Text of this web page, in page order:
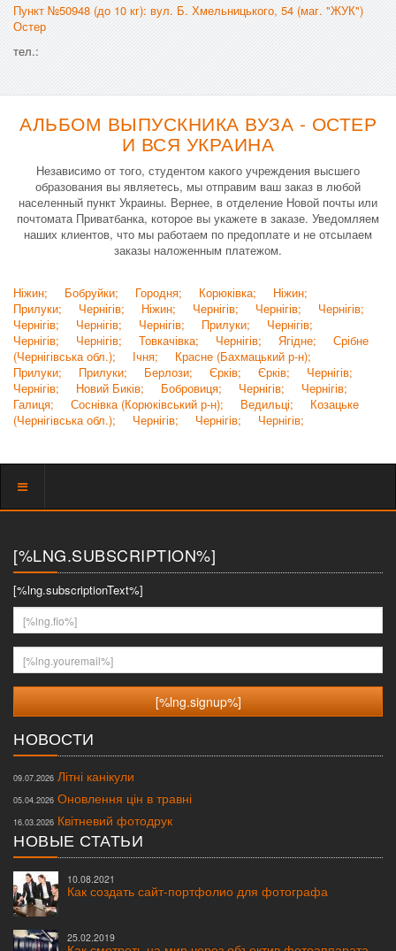
Пункт №50948 (до 10 кг): вул. Б. Хмельницького, 54 (маг. "ЖУК")
Остер
тел.:
АЛЬБОМ ВЫПУСКНИКА ВУЗА - ОСТЕР
И ВСЯ УКРАИНА
Независимо от того, студентом какого учреждения высшего
образования вы являетесь, мы отправим ваш заказ в любой
населенный пункт Украины. Вернее, в отделение Новой почты или
почтомата Приватбанка, которое вы укажете в заказе. Уведомляем
наших клиентов, что мы работаем по предоплате и не отсылаем
заказы наложенным платежом.
Ніжин; Бобруйки; Городня; Корюківка;
Ніжин;
Прилуки;
Чернігів; Ніжин; Чернігів; Чернігів;
Чернігів;
Чернігів;
Чернігів; Чернігів; Прилуки;
Чернігів;
Чернігів;
Чернігів; Товкачівка; Чернігів; Ягідне;
Срібне
(Чернігівська обл.);
Ічня;
Красне (Бахмацький р-н);
Прилуки;
Прилуки; Берлози; Єрків; Єрків;
Чернігів;
Чернігів;
Новий Биків; Бобровиця; Чернігів;
Чернігів;
Галиця;
Соснівка (Корюківський р-н); Ведильці;
Козацьке
(Чернігівська обл.);
Чернігів; Чернігів; Чернігів;
Показать
[%LNG.SUBSCRIPTION%]
[%lng.subscriptionText%]
[%lng.fio%]
[%lng.youremail%]
НОВОСТИ
09.07.2026 Літні канікули
05.04.2026 Оновлення цін в травні
16.03.2026 Квітневий фотодрук
НОВЫЕ СТАТЬИ
10.08.2021
Как создать сайт-портфолио для фотографа
25.02.2019